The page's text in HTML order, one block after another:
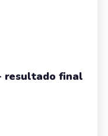
resultado final